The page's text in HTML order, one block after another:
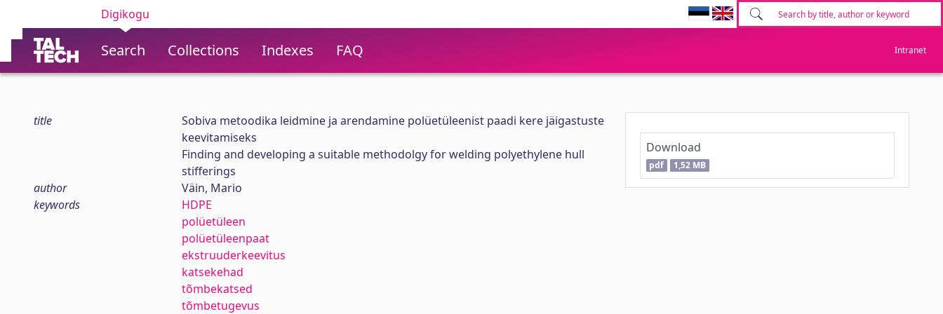
Digikogu
Search Collections Indexes FAQ Intranet
title
Sobiva metoodika leidmine ja arendamine polüetüleenist paadi kere jäigastuste
keevitamiseks
Finding and developing a suitable methodolgy for welding polyethylene hull
stifferings
author
Väin, Mario
keywords
HDPE
polüetüleen
polüetüleenpaat
ekstruuderkeevitus
katsekehad
tõmbekatsed
tõmbetugevus
Download
pdf 1,52 MB